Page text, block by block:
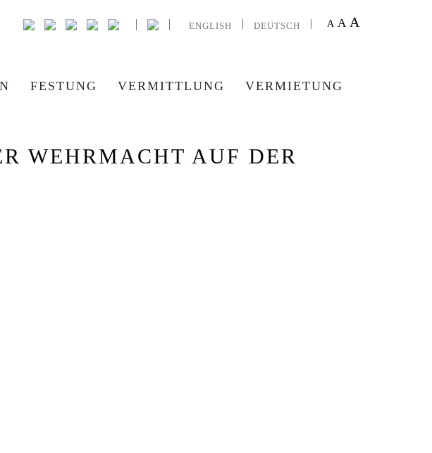
ENGLISH DEUTSCH A A A
FESTUNG VERMITTLUNG VERMIETUNG
WEHRMACHT AUF DER